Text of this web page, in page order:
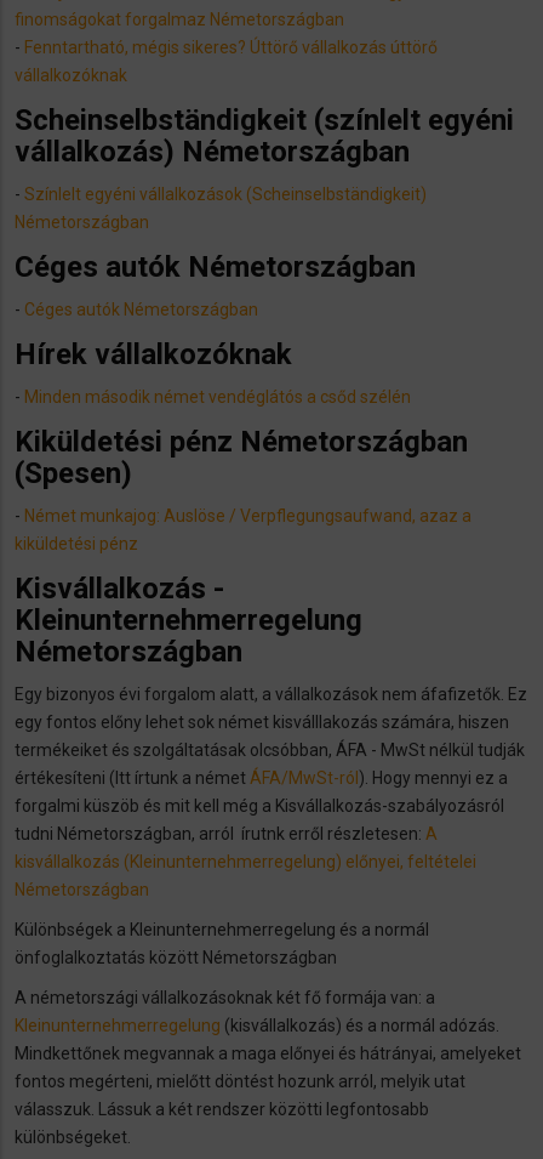
finomságokat forgalmaz Németországban
- Fenntartható, mégis sikeres? Úttörő vállalkozás úttörő
vállalkozóknak
Scheinselbständigkeit (színlelt egyéni
vállalkozás) Németországban
- Színlelt egyéni vállalkozások (Scheinselbständigkeit)
Németországban
​Céges autók Németországban
- Céges autók Németországban
Hírek vállalkozóknak
- Minden második német vendéglátós a csőd szélén
Kiküldetési pénz Németországban
(Spesen)
- Német munkajog: Auslöse / Verpflegungsaufwand, azaz a
kiküldetési pénz
Kisvállalkozás -
Kleinunternehmerregelung
Németországban
Egy bizonyos évi forgalom alatt, a vállalkozások nem áfafizetők. Ez
egy fontos előny lehet sok német kisválllakozás számára, hiszen
termékeiket és szolgáltatásak olcsóbban, ÁFA - MwSt nélkül tudják
értékesíteni (Itt írtunk a németÁFA/MwSt-ról ). Hogy mennyi ez a
forgalmi küszöb és mit kell még a Kisvállalkozás-szabályozásról
tudni Németországban, arról írutnk erről részletesen: A
kisvállalkozás (Kleinunternehmerregelung) előnyei, feltételei
Németországban
Különbségek a Kleinunternehmerregelung és a normál
önfoglalkoztatás között Németországban
A németországi vállalkozásoknak két fő formája van: a
Kleinunternehmerregelung (kisvállalkozás) és a normál adózás.
Mindkettőnek megvannak a maga előnyei és hátrányai, amelyeket
fontos megérteni, mielőtt döntést hozunk arról, melyik utat
válasszuk. Lássuk a két rendszer közötti legfontosabb
különbségeket.